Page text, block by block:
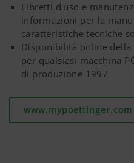
Libretti d'uso e
informazioni per la
caratteristiche tecniche
Disponibilità online della
per qualsiasi macchina
di produzione 1997
www.mypoettinger.com